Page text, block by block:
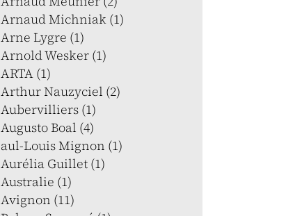
Arnaud Michniak (1)
Arne Lygre (1)
Arnold Wesker (1)
ARTA (1)
Arthur Nauzyciel (2)
Aubervilliers (1)
Augusto Boal (4)
aul-Louis Mignon (1)
Aurélia Guillet (1)
Australie (1)
Avignon (11)